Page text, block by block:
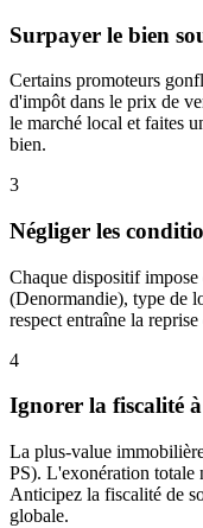
Surpayer le bien
Certains promoteurs
d'impôt dans le prix de
le marché local et faites
bien.
3
Négliger les
Chaque dispositif
(Denormandie), type de
respect entraîne la
4
Ignorer la fiscalité
La plus-value
PS). L'exonération totale
Anticipez la fiscalité de
globale.